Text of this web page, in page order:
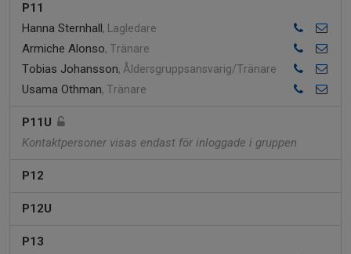
P11
Hanna Sternhall, Lagledare
Armiche Alonso, Tränare
Tobias Johansson, Åldersgruppsansvarig/Tränare
Usama Othman, Tränare
P11U
Kontaktpersoner visas endast för inloggade i gruppen
P12
P12U
P13